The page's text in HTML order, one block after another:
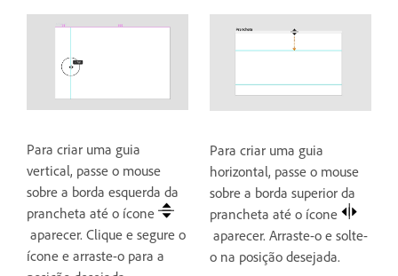
Para criar uma guia
vertical, passe o mouse
sobre a borda esquerda da
prancheta até o ícone
aparecer. Clique e segure o
ícone e arraste-o para a
Para criar uma guia
horizontal, passe o mouse
sobre a borda superior da
prancheta até o ícone
aparecer. Arraste-o e solte-
o na posição desejada.